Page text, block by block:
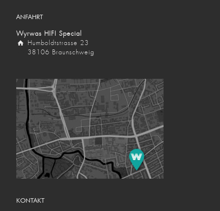
ANFAHRT
Wyrwas HIFI Special
Humboldtstrasse 23
38106 Braunschweig
KONTAKT